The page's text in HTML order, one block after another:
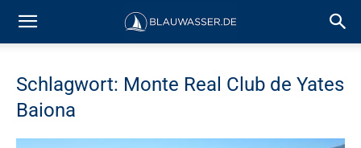
Schlagwort: Monte Real Club de Yates
Baiona